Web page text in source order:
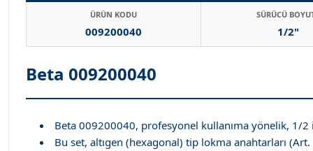
ÜRÜN KODU
009200040
SÜRÜCÜ
1/2"
Beta 009200040
Beta 009200040, profesyonel kullanıma yönelik, 1/
Bu set, altıgen (hexagonal) tip lokma anahtarları